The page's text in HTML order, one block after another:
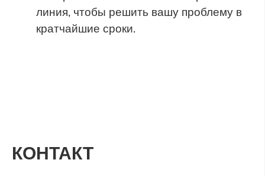
линия, чтобы решить вашу проблему в
кратчайшие сроки.
КОНТАКТ